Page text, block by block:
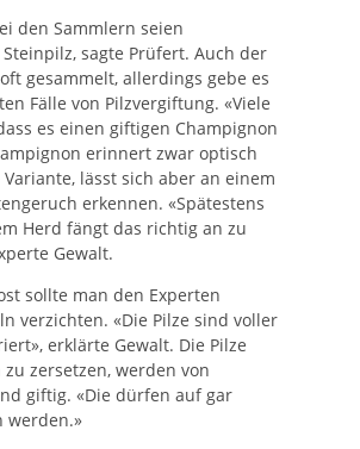
den Sammlern seien
sagte Prüfert. Auch der
gesammelt, allerdings gebe es
Fälle von Pilzvergiftung. «Viele
es einen giftigen Champignon
erinnert zwar optisch
lässt sich aber an einem
erkennen. «Spätestens
Herd fängt das richtig an zu
Gewalt.
sollte man den Experten
verzichten. «Die Pilze sind voller
erklärte Gewalt. Die Pilze
zersetzen, werden von
giftig. «Die dürfen auf gar
werden.»